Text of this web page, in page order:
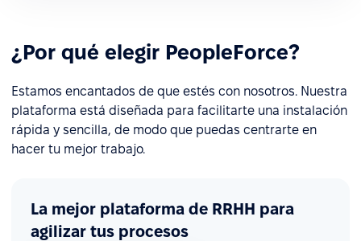
¿Por qué elegir PeopleForce?
Estamos encantados de que estés con nosotros. Nuestra
plataforma está diseñada para facilitarte una instalación
rápida y sencilla, de modo que puedas centrarte en
hacer tu mejor trabajo.
La mejor plataforma de RRHH para
agilizar tus procesos